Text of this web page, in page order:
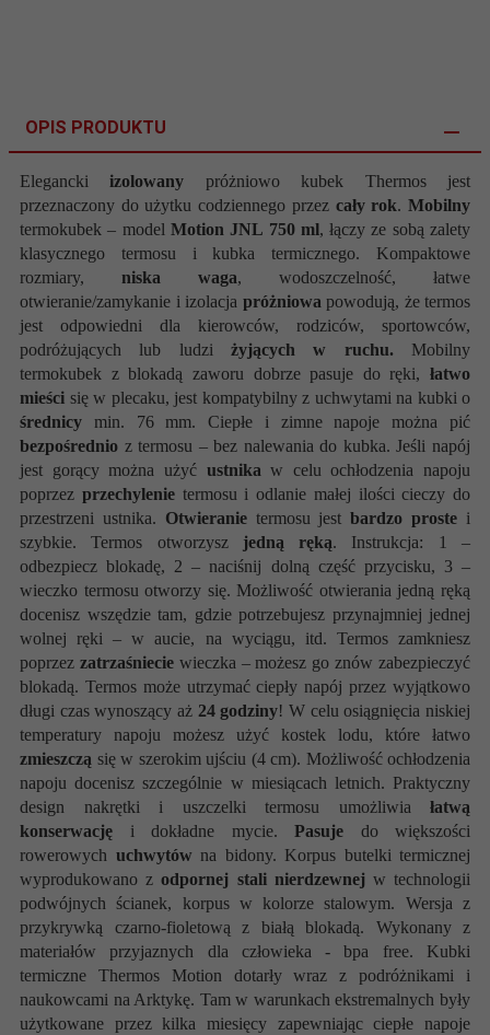
OPIS PRODUKTU
Eleganckiizolowany próżniowo kubek Thermos jest
przeznaczony do użytku codziennego przez cały rok.Mobilny
termokubek – model Motion JNL 750 ml, łączy ze sobą zalety
klasycznego termosu i kubka termicznego. Kompaktowe
rozmiary, niska waga, wodoszczelność, łatwe
otwieranie/zamykanie i izolacja próżniowa powodują, że termos
jest odpowiedni dla kierowców, rodziców, sportowców,
podróżujących lub ludzi żyjących w ruchu. Mobilny
termokubek z blokadą zaworu dobrze pasuje do ręki, łatwo
mieści się w plecaku, jest kompatybilny z uchwytami na kubki o
średnicy min. 76 mm. Ciepłe i zimne napoje można pić
bezpośrednio z termosu – bez nalewania do kubka. Jeśli napój
jest gorący można użyć ustnika w celu ochłodzenia napoju
poprzez przechylenietermosu i odlanie małej ilości cieczy do
przestrzeni ustnika. Otwieranietermosu jestbardzo proste i
szybkie. Termos otworzysz jedną ręką. Instrukcja: 1 –
odbezpiecz blokadę, 2 – naciśnij dolną część przycisku, 3 –
wieczko termosu otworzy się. Możliwość otwierania jedną ręką
docenisz wszędzie tam, gdzie potrzebujesz przynajmniej jednej
wolnej ręki – w aucie, na wyciągu, itd. Termos zamkniesz
poprzez zatrzaśnieciewieczka – możesz go znów zabezpieczyć
blokadą. Termos może utrzymać ciepły napój przez wyjątkowo
długi czas wynoszący aż 24 godziny! W celu osiągnięcia niskiej
temperatury napoju możesz użyć kostek lodu, które łatwo
zmieszczą się w szerokim ujściu (4 cm). Możliwość ochłodzenia
napoju docenisz szczególnie w miesiącach letnich. Praktyczny
design nakrętki i uszczelki termosu umożliwia łatwą
konserwację i dokładne mycie. Pasuje do większości
rowerowych uchwytów na bidony. Korpus butelki termicznej
wyprodukowano zodpornej stali nierdzewnej w technologii
podwójnych ścianek, korpus w kolorze stalowym. Wersja z
przykrywką czarno-fioletową z białą blokadą. Wykonany z
materiałów przyjaznych dla człowieka - bpa free. Kubki
termiczne Thermos Motion dotarły wraz z podróżnikami i
naukowcami na Arktykę. Tam w warunkach ekstremalnych były
użytkowane przez kilka miesięcy zapewniając ciepłe napoje